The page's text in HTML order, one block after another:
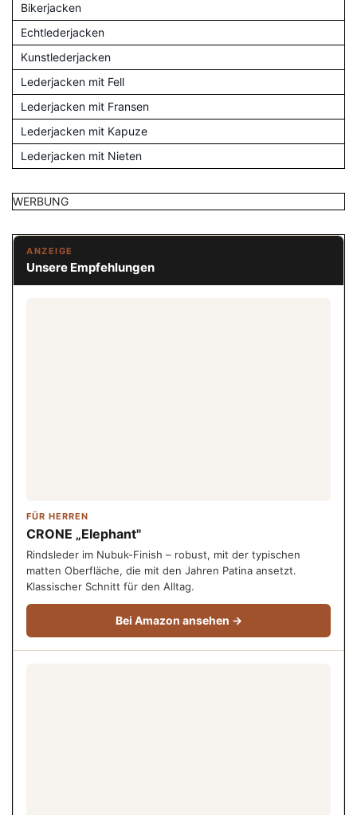
Bikerjacken
Echtlederjacken
Kunstlederjacken
Lederjacken mit Fell
Lederjacken mit Fransen
Lederjacken mit Kapuze
Lederjacken mit Nieten
WERBUNG
ANZEIGE
Unsere Empfehlungen
FÜR HERREN
CRONE „Elephant"
Rindsleder im Nubuk-Finish – robust, mit der typischen
matten Oberfläche, die mit den Jahren Patina ansetzt.
Klassischer Schnitt für den Alltag.
Bei Amazon ansehen →